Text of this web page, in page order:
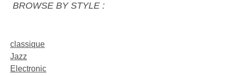
BROWSE BY STYLE :
classique
Jazz
Electronic